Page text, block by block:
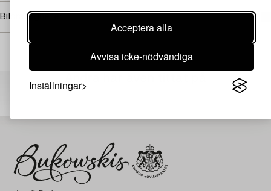
Acceptera alla
Avvisa icke-nödvändiga
Inställningar
Bildrättigheter